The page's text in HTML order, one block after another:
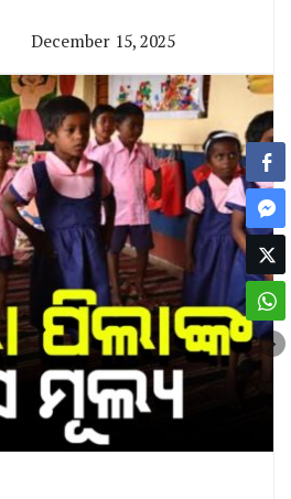
December 15, 2025